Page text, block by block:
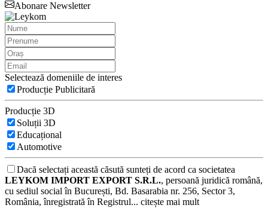
Abonare Newsletter
Selectează domeniile de interes
Producție Publicitară
Producție 3D
Soluții 3D
Educațional
Automotive
Dacă selectați această căsută sunteți de acord ca societatea
LEYKOM IMPORT EXPORT S.R.L., persoană juridică română,
cu sediul social în București, Bd. Basarabia nr. 256, Sector 3,
România, înregistrată în Registrul... citește mai mult